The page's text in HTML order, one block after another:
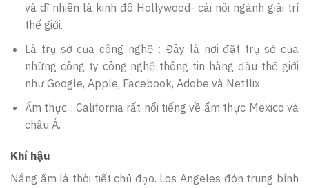
và dĩ nhiên là kinh đô Hollywood- cái nôi ngành giải trí
thế giới.
Là trụ sở của công nghệ : Đây là nơi đặt trụ sở của
những công ty công nghệ thông tin hàng đầu thế giới
như Google, Apple, Facebook, Adobe và Netflix
Ẩm thực : California rất nổi tiếng về ẩm thực Mexico và
châu Á.
Khí hậu
Nắng ấm là thời tiết chủ đạo. Los Angeles đón trung bình